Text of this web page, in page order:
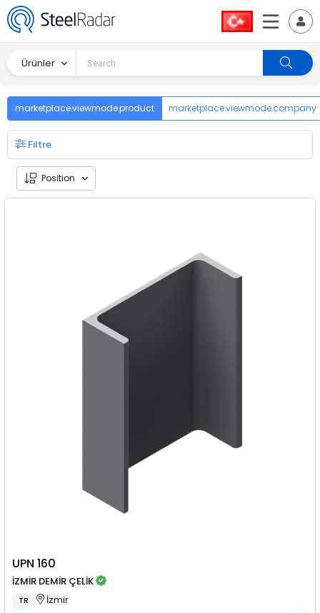
Ürünler
marketplace.viewmode.product marketplace.viewmode.company
Filtre
Position
UPN 160
İZMİR DEMİR ÇELİK
TR İzmir